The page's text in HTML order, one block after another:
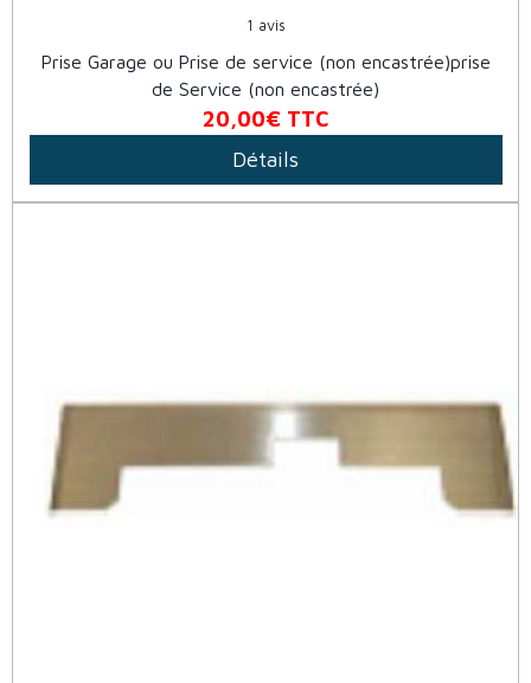
1 avis
Prise Garage ou Prise de service (non encastrée)prise
de Service (non encastrée)
20,00€ TTC
Détails